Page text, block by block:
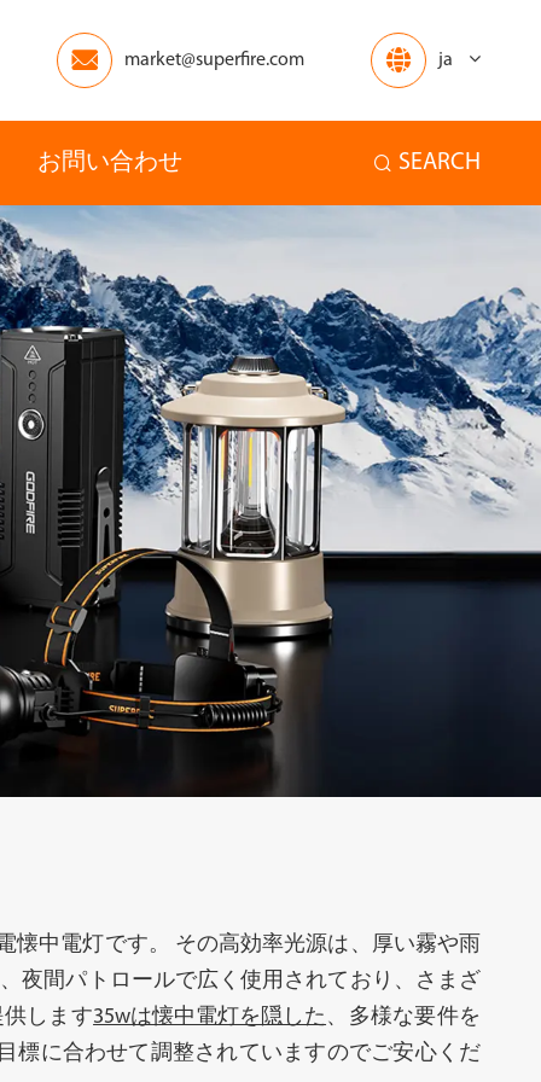
 market@superfire.com  ja
チライト 自転車ライト
ラー街路灯 アクセサリー
ホーム その他
お問い合わせ
アフリカ オセアニア
 SEARCH
懐中電灯です。 その高効率光源は、厚い霧や雨
夜間パトロールで広く使用されており、さまざ
します35wは懐中電灯を隠した 、多様な要件を
標に合わせて調整されていますのでご安心くだ